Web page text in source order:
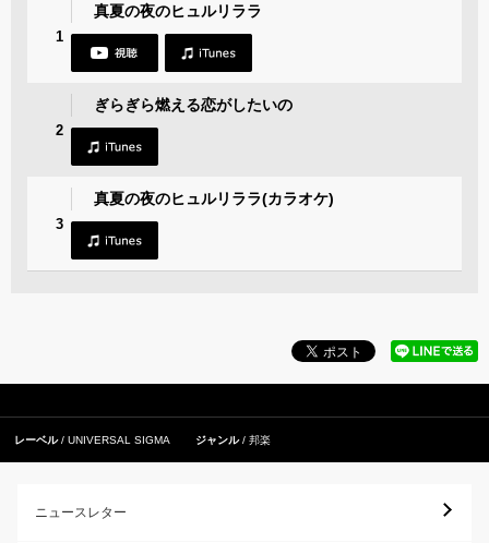
1
真夏の夜のヒュルリララ
2
ぎらぎら燃える恋がしたいの
3
真夏の夜のヒュルリララ(カラオケ)
レーベル UNIVERSAL SIGMA ジャンル 邦楽
ニュースレター